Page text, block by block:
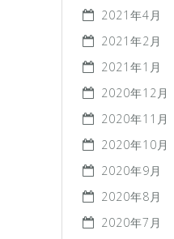
2021年4月
2021年2月
2021年1月
2020年12月
2020年11月
2020年10月
2020年9月
2020年8月
2020年7月